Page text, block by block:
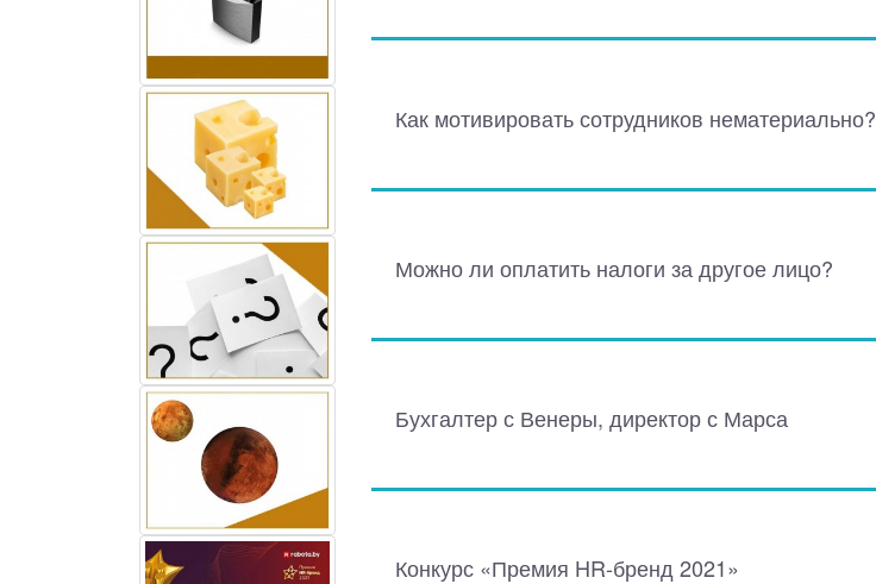
Как мотивировать сотрудников нематериально?
Можно ли оплатить налоги за другое лицо?
Бухгалтер с Венеры, директор с Марса
Конкурс «Премия HR-бренд 2021»